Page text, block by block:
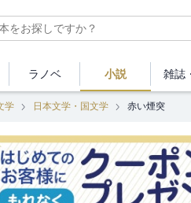
ラノベ 小説 雑誌
学 日本文学・国文学 赤い煙突